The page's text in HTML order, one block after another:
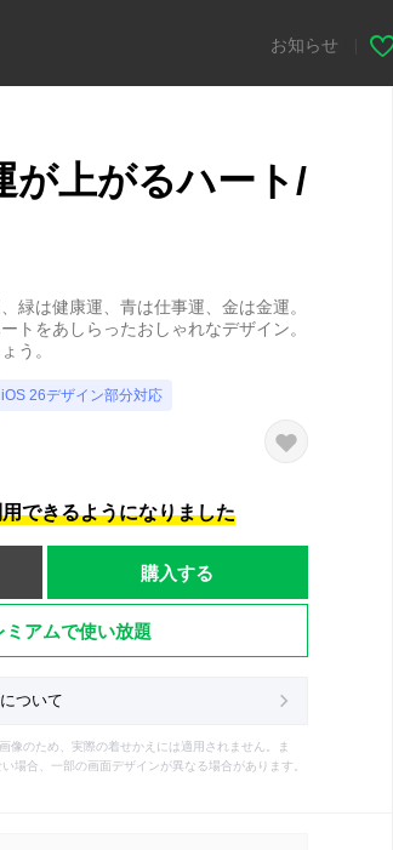
お知らせ
が上がるハート/
緑は健康運、青は仕事運、金は金運。
トをあしらったおしゃれなデザイン。
う。
iOS 26デザイン部分対応
できるようになりました
購入する
ミアムで使い放題
ついて
像のため、実際の着せかえには適用されません。ま
場合、一部の画面デザインが異なる場合があります。